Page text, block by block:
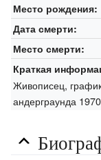
Место рождения:
Дата смерти:
Место смерти:
Краткая
Живописец,
андерграунда